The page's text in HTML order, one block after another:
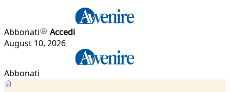
Abbonati
Accedi
August 10, 2026
Abbonati